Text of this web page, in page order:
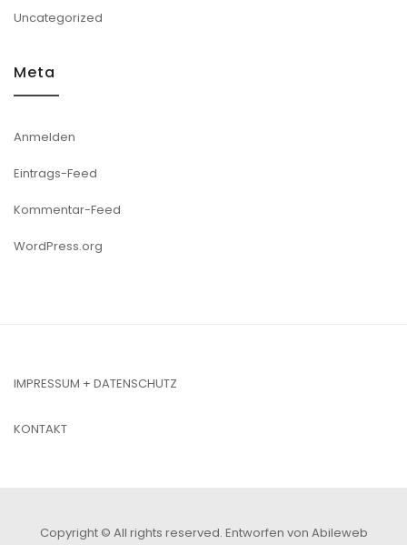
Uncategorized
Meta
Anmelden
Eintrags-Feed
Kommentar-Feed
WordPress.org
IMPRESSUM + DATENSCHUTZ
KONTAKT
Copyright © All rights reserved. Entworfen von Abileweb